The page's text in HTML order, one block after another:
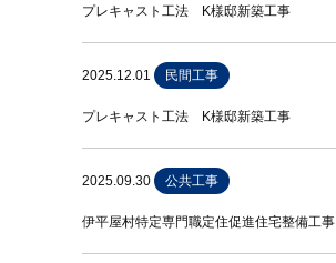
プレキャスト工法 K様邸新築工事
2025.12.01 民間工事
プレキャスト工法 K様邸新築工事
2025.09.30 公共工事
伊平屋村特定専門職定住促進住宅整備工事